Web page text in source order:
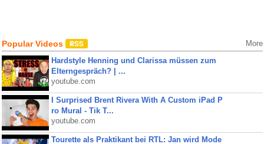
Popular Videos More
Hardstyle Henning und Clarissa müssen zum
Elterngespräch? | ...
youtube.com
I Surprised Brent Rivera With A Custom iPad P
ro Mural - Tik T...
youtube.com
Tourette als Praktikant bei RTL: Jan wird Mode